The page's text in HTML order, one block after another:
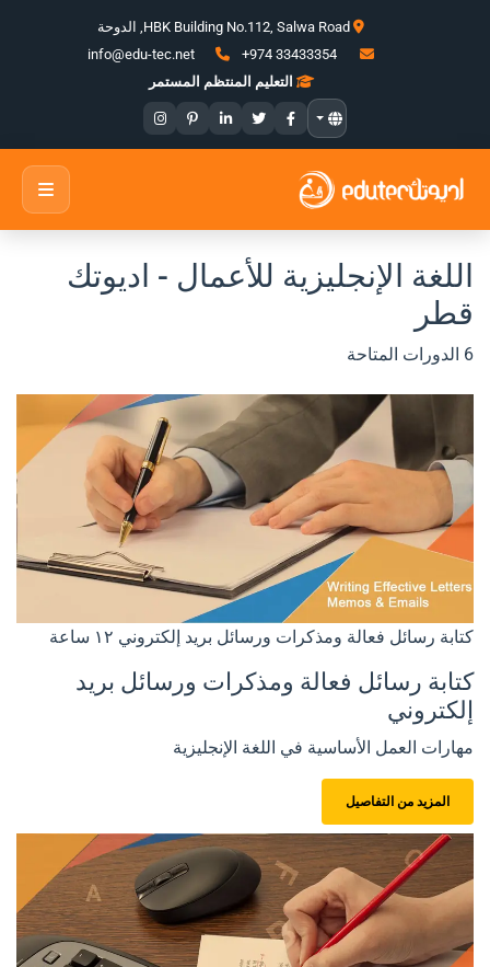
HBK Building No.112, Salwa Road, الدوحة
+974 33433354
التعليم المنتظم المستمر
اللغة الإنجليزية للأعمال - اديوتك
قطر
6 الدورات المتاحة
كتابة رسائل فعالة ومذكرات ورسائل بريد إلكتروني ١٢ ساعة
كتابة رسائل فعالة ومذكرات ورسائل بريد
إلكتروني
مهارات العمل الأساسية في اللغة الإنجليزية
المزيد من التفاصيل